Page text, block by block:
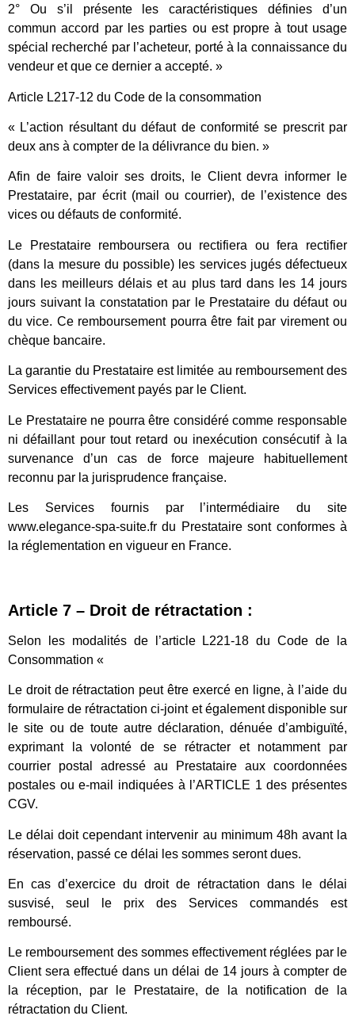
2° Ou s’il présente les caractéristiques définies d’un
commun accord par les parties ou est propre à tout usage
spécial recherché par l’acheteur, porté à la connaissance du
vendeur et que ce dernier a accepté. »
Article L217-12 du Code de la consommation
« L’action résultant du défaut de conformité se prescrit par
deux ans à compter de la délivrance du bien. »
Afin de faire valoir ses droits, le Client devra informer le
Prestataire, par écrit (mail ou courrier), de l’existence des
vices ou défauts de conformité.
Le Prestataire remboursera ou rectifiera ou fera rectifier
(dans la mesure du possible) les services jugés défectueux
dans les meilleurs délais et au plus tard dans les 14 jours
jours suivant la constatation par le Prestataire du défaut ou
du vice. Ce remboursement pourra être fait par virement ou
chèque bancaire.
La garantie du Prestataire est limitée au remboursement des
Services effectivement payés par le Client.
Le Prestataire ne pourra être considéré comme responsable
ni défaillant pour tout retard ou inexécution consécutif à la
survenance d’un cas de force majeure habituellement
reconnu par la jurisprudence française.
Les Services fournis par l’intermédiaire du site
www.elegance-spa-suite.fr du Prestataire sont conformes à
la réglementation en vigueur en France.
Article 7 – Droit de rétractation :
Selon les modalités de l’article L221-18 du Code de la
Consommation «
Le droit de rétractation peut être exercé en ligne, à l’aide du
formulaire de rétractation ci-joint et également disponible sur
le site ou de toute autre déclaration, dénuée d’ambiguïté,
exprimant la volonté de se rétracter et notamment par
courrier postal adressé au Prestataire aux coordonnées
postales ou e-mail indiquées à l’ARTICLE 1 des présentes
CGV.
Le délai doit cependant intervenir au minimum 48h avant la
réservation, passé ce délai les sommes seront dues.
En cas d’exercice du droit de rétractation dans le délai
susvisé, seul le prix des Services commandés est
remboursé.
Le remboursement des sommes effectivement réglées par le
Client sera effectué dans un délai de 14 jours à compter de
la réception, par le Prestataire, de la notification de la
rétractation du Client.